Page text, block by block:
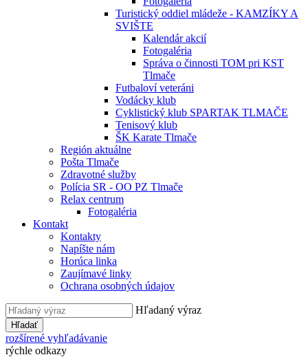
Turistický oddiel mládeže - KAMZÍKY A
SVIŠTE
Kalendár akcií
Fotogaléria
Správa o činnosti TOM pri KST
Tlmače
Futbaloví veteráni
Vodácky klub
Cyklistický klub SPARTAK TLMAČE
Tenisový klub
ŠK Karate Tlmače
Región aktuálne
Pošta Tlmače
Zdravotné služby
Polícia SR - OO PZ Tlmače
Relax centrum
Fotogaléria
Kontakt
Kontakty
Napíšte nám
Horúca linka
Zaujímavé linky
Ochrana osobných údajov
Hľadaný výraz
Hľadať
rozšírené vyhľadávanie
rýchle odkazy